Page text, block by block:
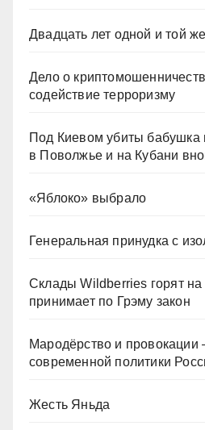
Двадцать лет одной и той же
Дело о
содействие терроризму
Под Киевом убиты бабушка
в Поволжье и на Кубани
«Яблоко» выбрало
Генеральная принудка с
Склады Wildberries горят на
принимает по Грэму закон
Мародёрство и провокации
современной политики
Жесть Яньда